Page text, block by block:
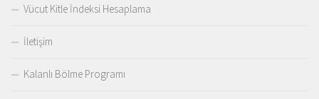
Vücut Kitle İndeksi Hesaplama
İletişim
Kalanlı Bölme Programı